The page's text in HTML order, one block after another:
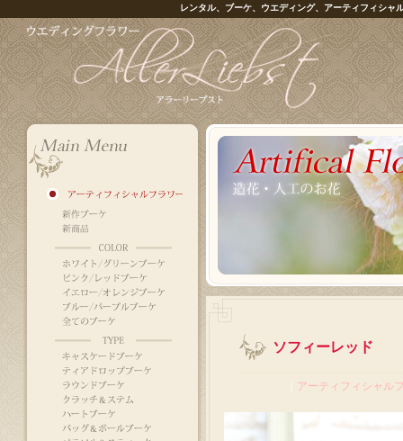
レンタル、ブーケ、ウエディング、アーティフィシャ
ソフィーレッド
アーティフィシャル